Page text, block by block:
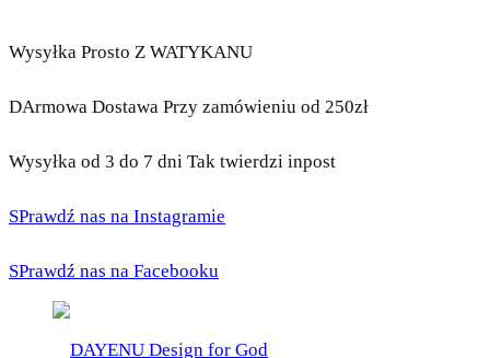
Wysyłka Prosto Z WATYKANU
DArmowa Dostawa Przy zamówieniu od 250zł
Wysyłka od 3 do 7 dni Tak twierdzi inpost
SPrawdź nas na Instagramie
SPrawdź nas na Facebooku